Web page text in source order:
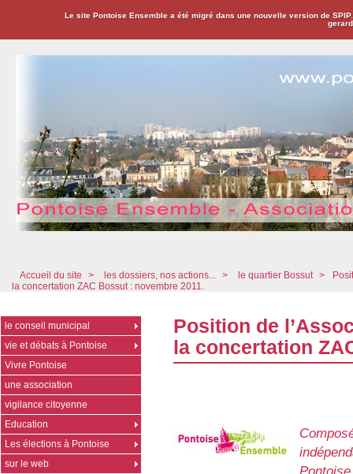
Le site Pontoise Ensemble a été migré dans une nouvelle version de
Accueil du site > les dossiers, nos actions... > le quartier Bossut >
la concertation ZAC Bossut : novembre 2011.
Position de
la concertation
le conseil municipal
vie et débats à Pontoise
Vivre Pontoise
une association
vigilance citoyenne
Education
Les élections à Pontoise
sur le web